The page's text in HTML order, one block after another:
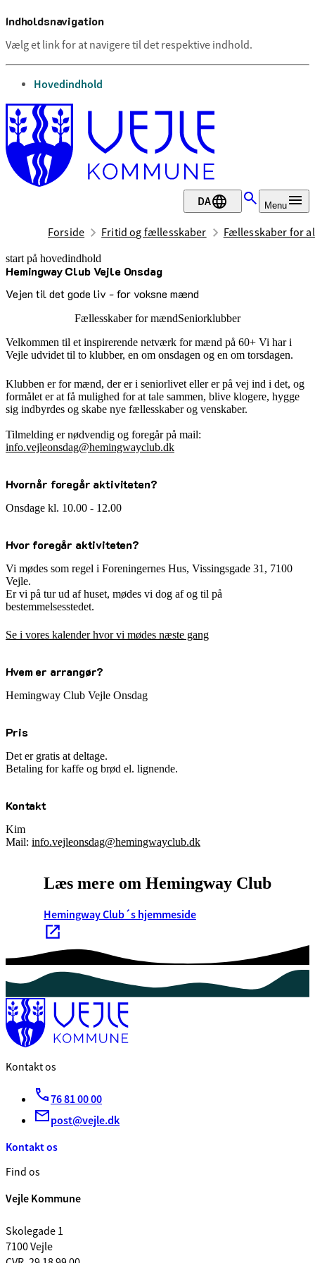
Indholdsnavigation
Vælg et link for at navigere til det respektive indhold.
gå til
Hovedindhold
DA Menu
Forside Fritid og fællesskaber Fællesskaber for
start på hovedindhold
Hemingway Club Vejle Onsdag
Vejen til det gode liv - for voksne mænd
senest opdateret 3. juli 2026
Fællesskaber for mændSeniorklubber
Velkommen til et inspirerende netværk for mænd på 60+ Vi har i
Vejle udvidet til to klubber, en om onsdagen og en om torsdagen.
Klubben er for mænd, der er i seniorlivet eller er på vej ind i det, og
formålet er at få mulighed for at tale sammen, blive klogere, hygge
sig indbyrdes og skabe nye fællesskaber og venskaber.
Tilmelding er nødvendig og foregår på mail:
info.vejleonsdag@hemingwayclub.dk
Hvornår foregår aktiviteten?
Onsdage kl. 10.00 - 12.00
Hvor foregår aktiviteten?
Vi mødes som regel i Foreningernes Hus, Vissingsgade 31, 7100
Vejle.
Er vi på tur ud af huset, mødes vi dog af og til på
bestemmelsesstedet.
Se i vores kalender hvor vi mødes næste gang
Hvem er arrangør?
Hemingway Club Vejle Onsdag
Pris
Det er gratis at deltage.
Betaling for kaffe og brød el. lignende.
Kontakt
Kim
Mail: info.vejleonsdag@hemingwayclub.dk
Læs mere om Hemingway Club
Hemingway Club´s hjemmeside
Kontakt os
76 81 00 00
post@vejle.dk
Kontakt os
Find os
Vejle Kommune
Skolegade 1
7100 Vejle